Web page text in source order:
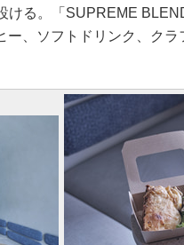
ける。「SUPREME
、ソフトドリンク、クラ